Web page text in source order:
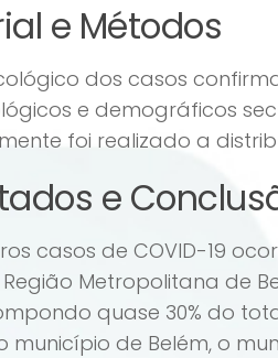
e Métodos
dos casos
e demográficos
foi realizado a
e
casos de COVID-19
Metropolitana de
quase 30% do
município de Belém, o